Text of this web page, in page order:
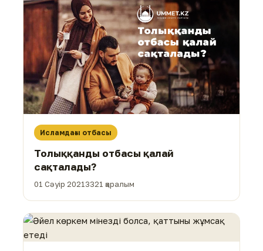
Исламдағы отбасы
Толыққанды отбасы қалай
сақталады?
01 Сәуір 2021 3321 қаралым